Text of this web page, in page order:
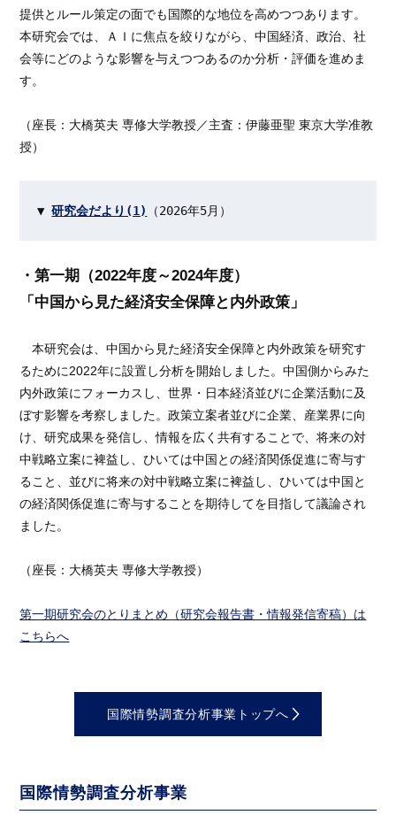
提供とルール策定の面でも国際的な地位を高めつつあります。
本研究会では、ＡＩに焦点を絞りながら、中国経済、政治、社
会等にどのような影響を与えつつあるのか分析・評価を進めま
す。
（座長：大橋英夫 専修大学教授／主査：伊藤亜聖 東京大学准教
授）
▼ 研究会だより(1) （2026年5月）
・第一期（2022年度～2024年度）
「中国から見た経済安全保障と内外政策」
本研究会は、中国から見た経済安全保障と内外政策を研究す
るために2022年に設置し分析を開始しました。中国側からみた
内外政策にフォーカスし、世界・日本経済並びに企業活動に及
ぼす影響を考察しました。政策立案者並びに企業、産業界に向
け、研究成果を発信し、情報を広く共有することで、将来の対
中戦略立案に裨益し、ひいては中国との経済関係促進に寄与す
ること、並びに将来の対中戦略立案に裨益し、ひいては中国と
の経済関係促進に寄与することを期待してを目指して議論され
ました。
（座長：大橋英夫 専修大学教授）
第一期研究会のとりまとめ（研究会報告書・情報発信寄稿）は
こちらへ
国際情勢調査分析事業トップへ
国際情勢調査分析事業